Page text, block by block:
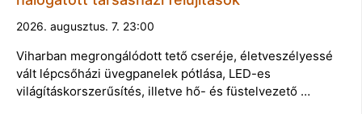
2026. augusztus. 7. 23:00
Viharban megrongálódott tető cseréje, életveszélyessé
vált lépcsőházi üvegpanelek pótlása, LED-es
világításkorszerűsítés, illetve hő- és füstelvezető …